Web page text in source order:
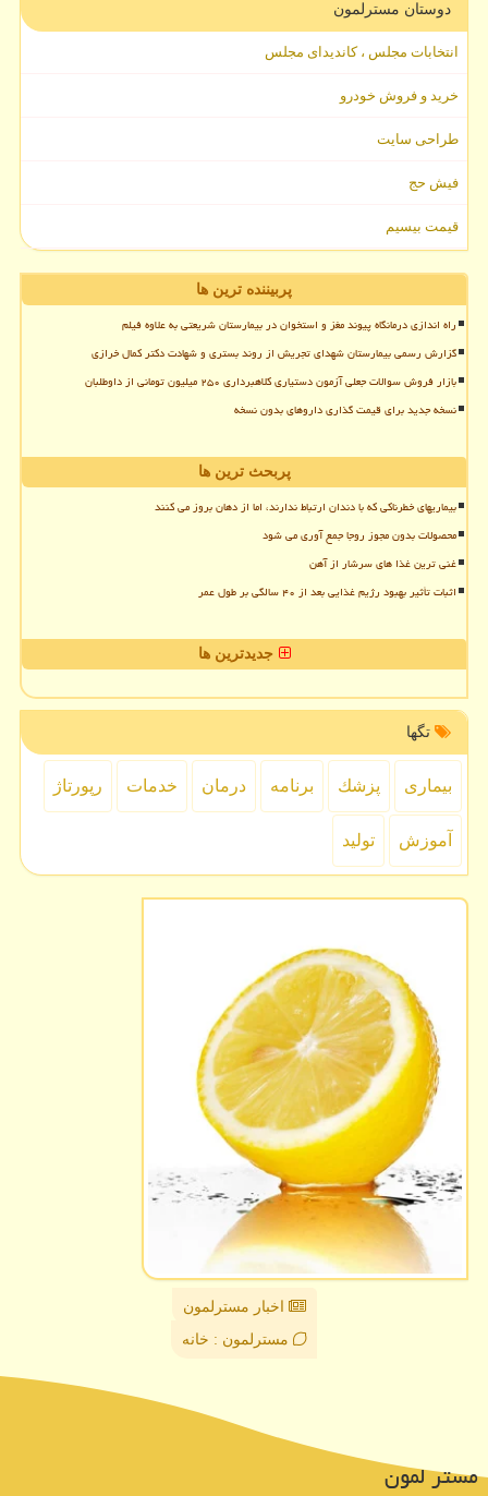
دوستان مسترلمون
انتخابات مجلس ، کاندیدای مجلس
خرید و فروش خودرو
طراحی سایت
فیش حج
قیمت بیسیم
پربیننده ترین ها
راه اندازی درمانگاه پیوند مغز و استخوان در بیمارستان شریعتی به علاوه فیلم
گزارش رسمی بیمارستان شهدای تجریش از روند بستری و شهادت دکتر کمال خرازی
بازار فروش سوالات جعلی آزمون دستیاری کلاهبرداری ۲۵۰ میلیون تومانی از داوطلبان
نسخه جدید برای قیمت گذاری داروهای بدون نسخه
پربحث ترین ها
بیماریهای خطرناکی که با دندان ارتباط ندارند، اما از دهان بروز می کنند
محصولات بدون مجوز روجا جمع آوری می شود
غنی ترین غذا های سرشار از آهن
اثبات تأثیر بهبود رژیم غذایی بعد از ۴۰ سالگی بر طول عمر
جدیدترین ها
تگها
بیماری پزشك برنامه درمان خدمات رپورتاژ
آموزش تولید
اخبار مسترلمون
مسترلمون : خانه
مستر لمون